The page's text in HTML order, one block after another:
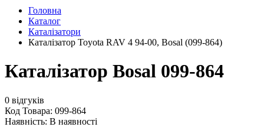
Головна
Каталог
Каталізатори
Каталізатор Toyota RAV 4 94-00, Bosal (099-864)
Каталізатор Bosal 099-864
0 відгуків
Код Товара: 099-864
Наявність: В наявності